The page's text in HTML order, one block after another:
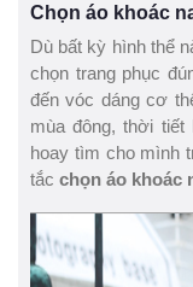
Chọn áo khoác
Dù bất kỳ hình thể
chọn trang phục
đến vóc dáng cơ
mùa đông, thời tiết
hoay tìm cho mình
tắc chọn áo khoác